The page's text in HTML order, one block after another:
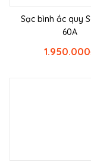
Sạc bình ắc quy
60A
1.950.000